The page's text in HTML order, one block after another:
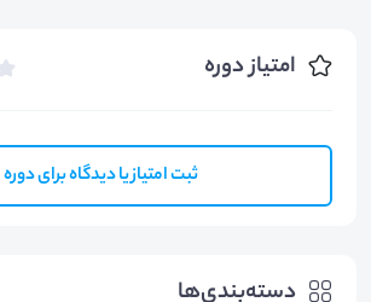
امتیاز دوره
ثبت امتیاز یا دیدگاه برای دوره
دسته‌بندی‌ها